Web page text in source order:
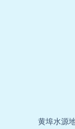
黄埠水源地